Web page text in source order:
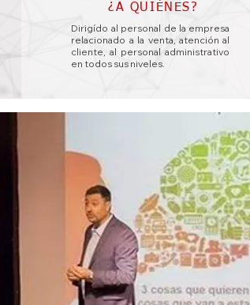
¿A QUIÉNES?
Dirigído al personal de la empresa
relacionado a la venta, atención al
cliente, al personal administrativo
en todos sus niveles.